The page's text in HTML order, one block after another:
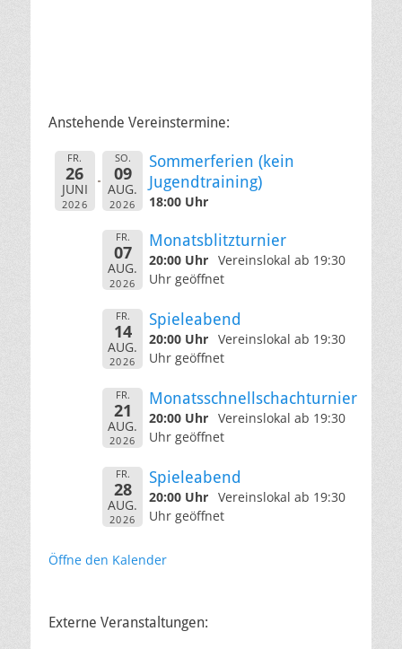
Anstehende Vereinstermine:
FR.
26
JUNI
2026
SO.
09
AUG.
2026
Sommerferien (kein
Jugendtraining)
18:00 Uhr
FR.
07
AUG.
2026
Monatsblitzturnier
20:00 Uhr Vereinslokal ab 19:30
Uhr geöffnet
FR.
14
AUG.
2026
Spieleabend
20:00 Uhr Vereinslokal ab 19:30
Uhr geöffnet
FR.
21
AUG.
2026
Monatsschnellschachturnier
20:00 Uhr Vereinslokal ab 19:30
Uhr geöffnet
FR.
28
AUG.
2026
Spieleabend
20:00 Uhr Vereinslokal ab 19:30
Uhr geöffnet
Öffne den Kalender
Externe Veranstaltungen: